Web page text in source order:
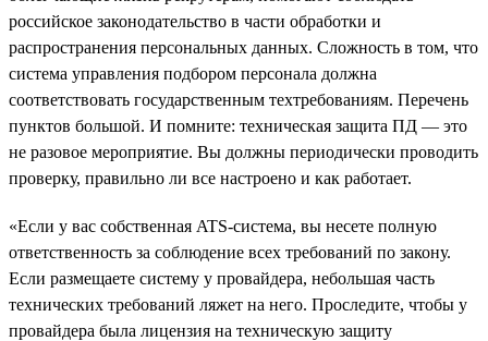
российское законодательство в части обработки и
распространения персональных данных. Сложность в том, что
система управления подбором персонала должна
соответствовать государственным техтребованиям. Перечень
пунктов большой. И помните: техническая защита ПД — это
не разовое мероприятие. Вы должны периодически проводить
проверку, правильно ли все настроено и как работает.
«Если у вас собственная ATS-система, вы несете полную
ответственность за соблюдение всех требований по закону.
Если размещаете систему у провайдера, небольшая часть
технических требований ляжет на него. Проследите, чтобы у
провайдера была лицензия на техническую защиту